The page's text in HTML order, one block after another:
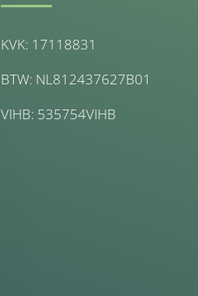
KVK: 17118831
BTW: NL812437627B01
VIHB: 535754VIHB